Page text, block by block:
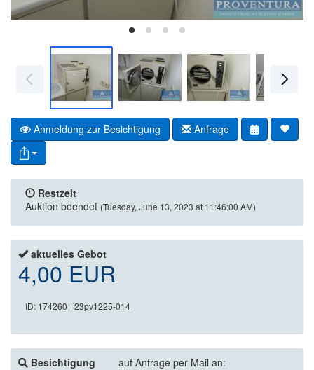
Anmeldung zur Besichtigung Anfrage
Restzeit
Auktion beendet (Tuesday, June 13, 2023 at 11:46:00 AM)
aktuelles Gebot
4,00 EUR
ID: 174260 | 23pv1225-014
Besichtigung
auf Anfrage per Mail an: